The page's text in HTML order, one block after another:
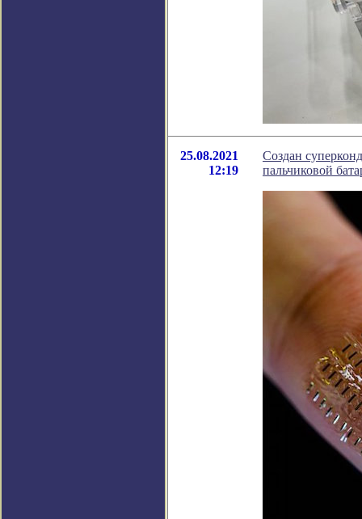
25.08.2021
12:19
Создан
пальчиковой